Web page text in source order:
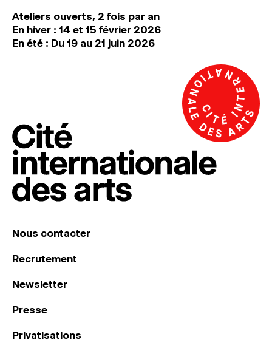
Ateliers ouverts, 2 fois par an
En hiver : 14 et 15 février 2026
En été : Du 19 au 21 juin 2026
Nous contacter
Recrutement
Newsletter
Presse
Privatisations